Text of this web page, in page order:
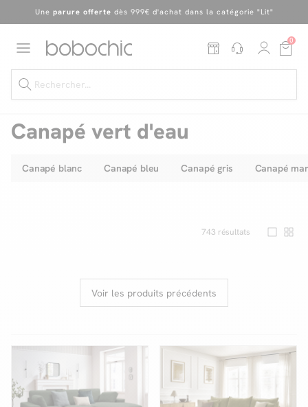
En ce moment, profitez d'untapis offert dès 1299€ de canapé
Excellent
Uneparure offerte
0
Dernière chance jusqu'à -50%
Facilité de paiements
Livraison
Canapé vert d'eau
Canapé blanc Canapé bleu Canapé gris Canapé
743 résultats
Voir les produits précédents